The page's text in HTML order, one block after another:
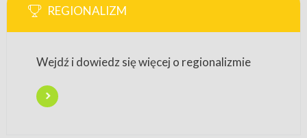
REGIONALIZM
Wejdź i dowiedz się więcej o regionalizmie